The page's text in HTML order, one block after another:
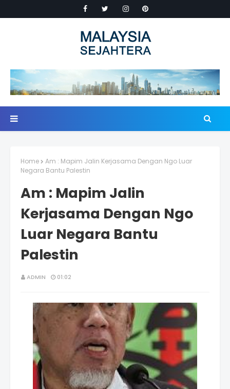
Home
Am : Mapim Jalin Kerjasama Dengan Ngo Luar
Negara Bantu Palestin
Am : Mapim Jalin
Kerjasama Dengan Ngo
Luar Negara Bantu
Palestin
ADMIN 01:02